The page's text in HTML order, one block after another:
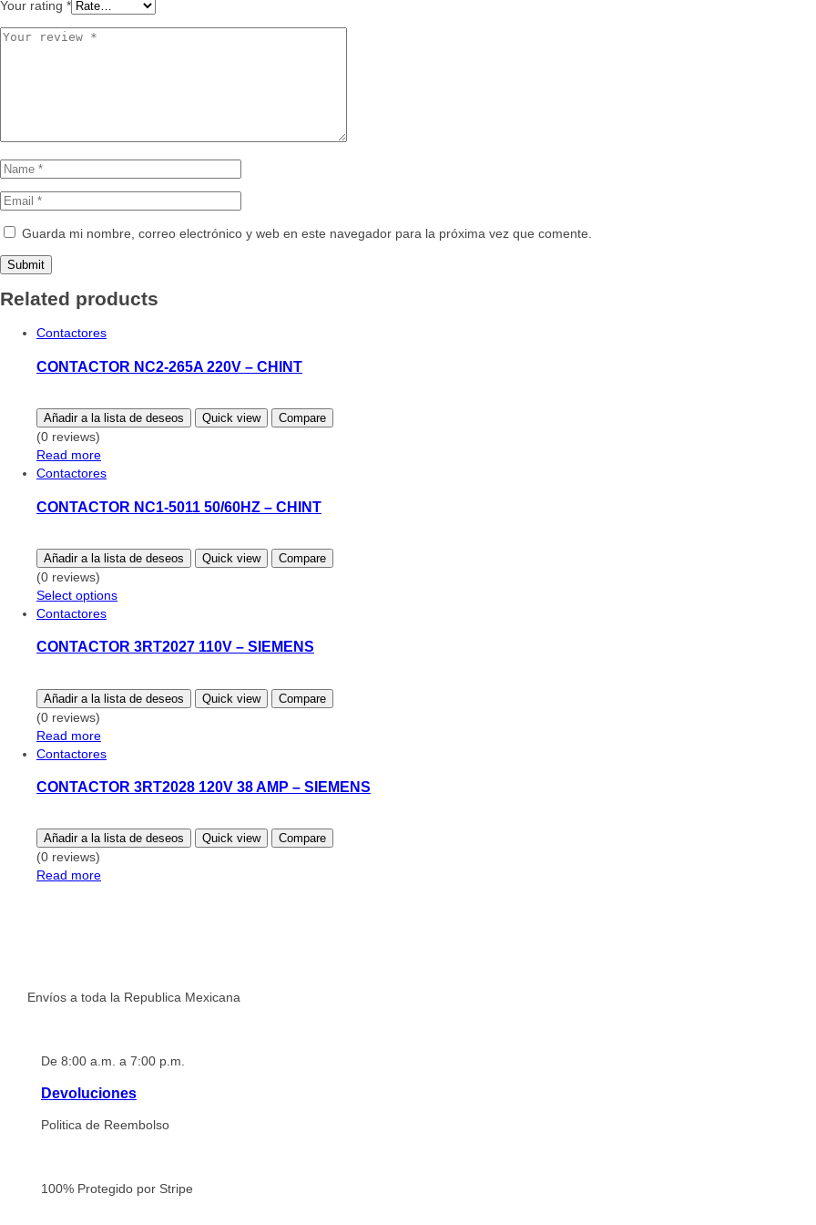
Your rating *
Guarda mi nombre, correo electrónico y web en este navegador para la próxima vez que comente.
Related products
Contactores
CONTACTOR NC2-265A 220V – CHINT
Añadir a la lista de deseos Quick view Compare
(0 reviews)
Read more
Contactores
CONTACTOR NC1-5011 50/60HZ – CHINT
Añadir a la lista de deseos Quick view Compare
(0 reviews)
Select optionsThis
multiple
options
the
page
Contactores
CONTACTOR 3RT2027 110V – SIEMENS
Añadir a la lista de deseos Quick view Compare
(0 reviews)
Read more
Contactores
CONTACTOR 3RT2028 120V 38 AMP – SIEMENS
Añadir a la lista de deseos Quick view Compare
(0 reviews)
Read more
Envíos a toda la Republica Mexicana
De 8:00 a.m. a 7:00 p.m.
Devoluciones
Politica de Reembolso
100% Protegido por Stripe